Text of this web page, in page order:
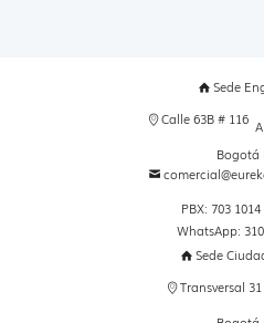
Sede
Calle 63B # 116
Bogotá
PBX: 703
WhatsApp:
Sede
Transversal 31